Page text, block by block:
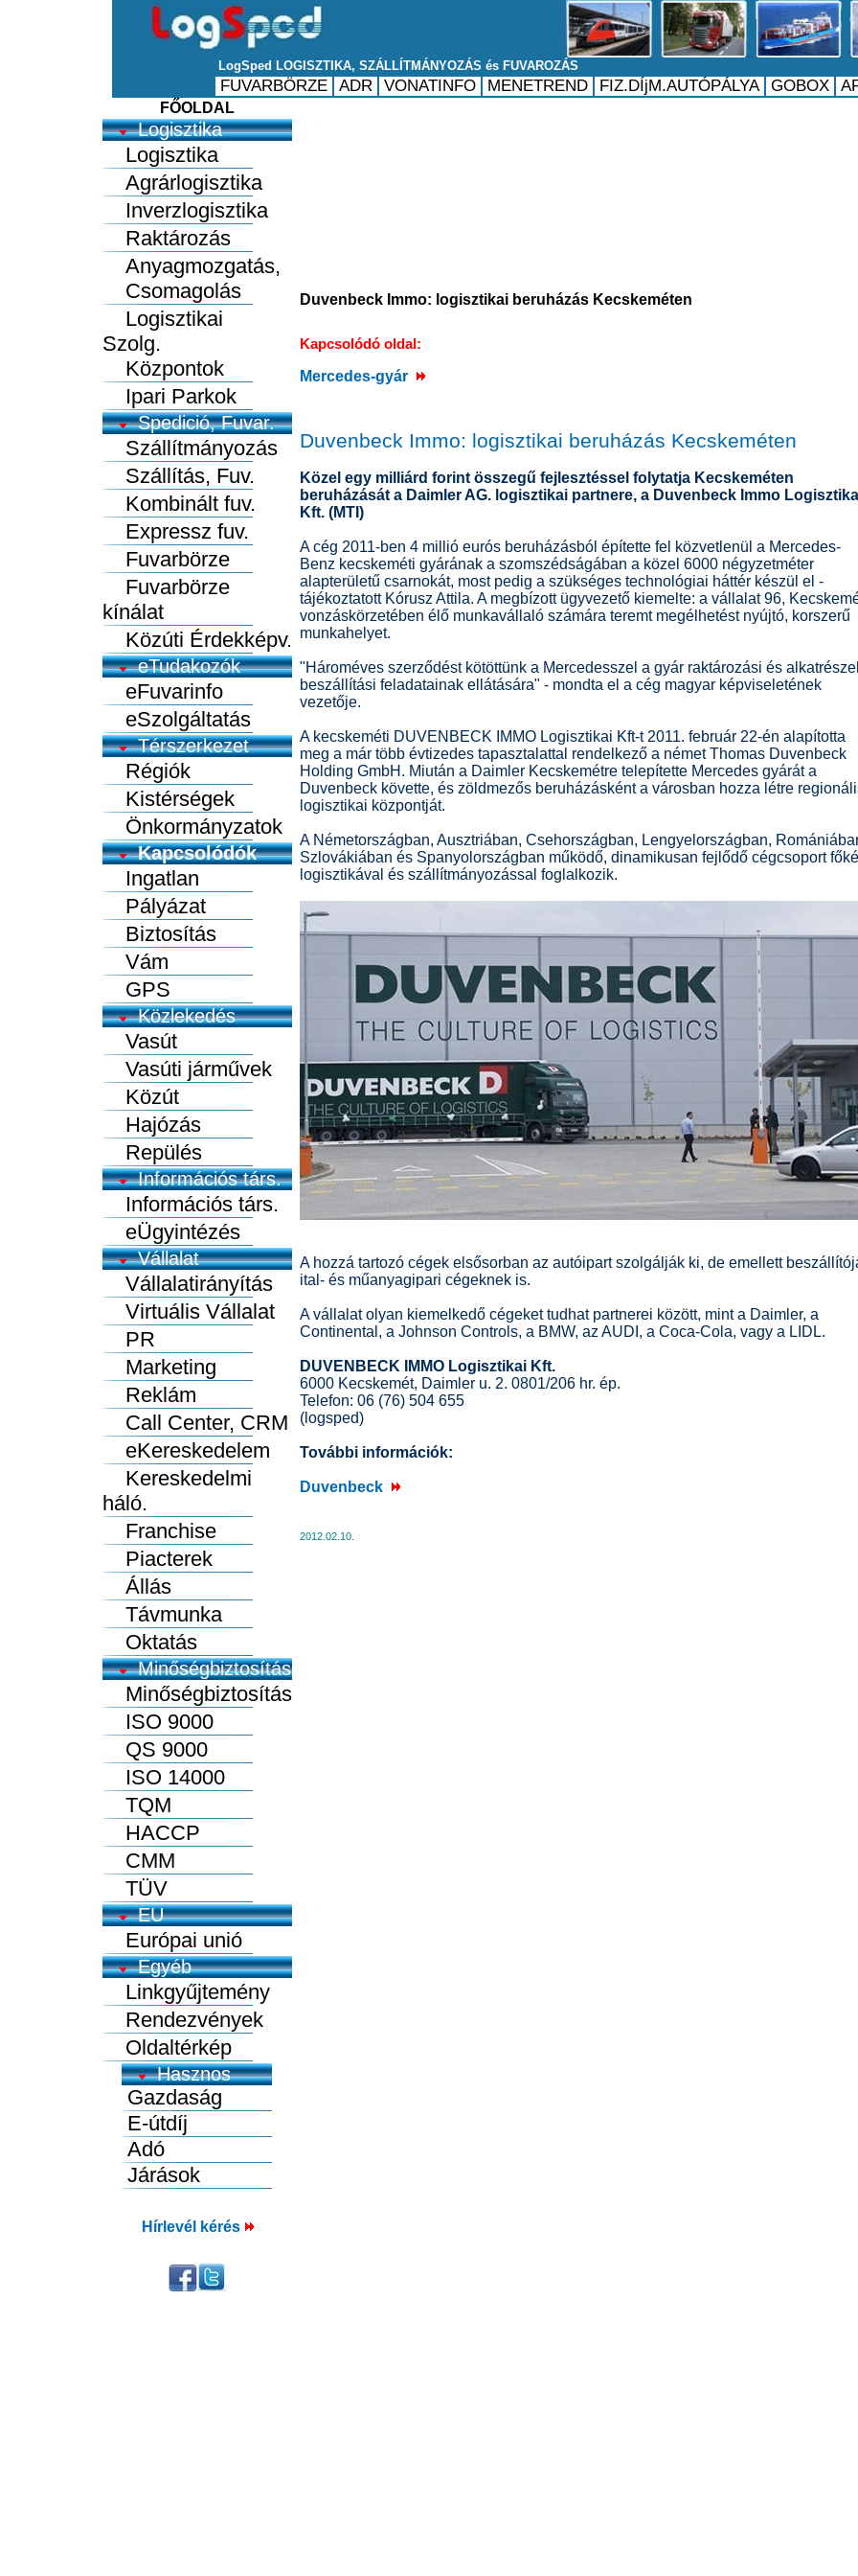
FŐOLDAL
Logisztika
Logisztika
Agrárlogisztika
Inverzlogisztika
Raktározás
Anyagmozgatás,
Csomagolás
Logisztikai
Szolg.
Központok
Ipari Parkok
Spedició, Fuvar.
Szállítmányozás
Szállítás, Fuv.
Kombinált fuv.
Expressz fuv.
Fuvarbörze
Fuvarbörze
kínálat
Közúti Érdekképv.
eTudakozók
eFuvarinfo
eSzolgáltatás
Térszerkezet
Régiók
Kistérségek
Önkormányzatok
Kapcsolódók
Ingatlan
Pályázat
Biztosítás
Vám
GPS
Közlekedés
Vasút
Vasúti járművek
Közút
Hajózás
Repülés
Információs társ.
Információs társ.
eÜgyintézés
Vállalat
Vállalatirányítás
Virtuális Vállalat
PR
Marketing
Reklám
Call Center, CRM
eKereskedelem
Kereskedelmi
háló.
Franchise
Piacterek
Állás
Távmunka
Oktatás
Minőségbiztosítás
Minőségbiztosítás
ISO 9000
QS 9000
ISO 14000
TQM
HACCP
CMM
TÜV
EU
Európai unió
Egyéb
Linkgyűjtemény
Rendezvények
Oldaltérkép
Hírlevél kérés
Duvenbeck Immo: logisztikai beruházás Kecskeméten
Kapcsolódó oldal:
Mercedes-gyár
Duvenbeck Immo: logisztikai beruházás Kecskeméten
Közel egy milliárd forint összegű fejlesztéssel folytatja Kecskeméten
beruházását a Daimler AG. logisztikai partnere, a Duvenbeck Immo
Kft. (MTI)
A cég 2011-ben 4 millió eurós beruházásból építette fel közvetlenül a Mercedes-
Benz kecskeméti gyárának a szomszédságában a közel 6000 négyzetméter
alapterületű csarnokát, most pedig a szükséges technológiai háttér készül el -
tájékoztatott Kórusz Attila. A megbízott ügyvezető kiemelte: a vállalat 96,
vonzáskörzetében élő munkavállaló számára teremt megélhetést nyújtó, korszerű
munkahelyet.
"Hároméves szerződést kötöttünk a Mercedesszel a gyár raktározási és
beszállítási feladatainak ellátására" - mondta el a cég magyar képviseletének
vezetője.
A kecskeméti DUVENBECK IMMO Logisztikai Kft-t 2011. február 22-én alapította
meg a már több évtizedes tapasztalattal rendelkező a német Thomas Duvenbeck
Holding GmbH. Miután a Daimler Kecskemétre telepítette Mercedes gyárát a
Duvenbeck követte, és zöldmezős beruházásként a városban hozza létre
logisztikai központját.
A Németországban, Ausztriában, Csehországban, Lengyelországban,
Szlovákiában és Spanyolországban működő, dinamikusan fejlődő cégcsoport
logisztikával és szállítmányozással foglalkozik.
A hozzá tartozó cégek elsősorban az autóipart szolgálják ki, de emellett
ital- és műanyagipari cégeknek is.
A vállalat olyan kiemelkedő cégeket tudhat partnerei között, mint a Daimler, a
Continental, a Johnson Controls, a BMW, az AUDI, a Coca-Cola, vagy a LIDL.
DUVENBECK IMMO Logisztikai Kft.
6000 Kecskemét, Daimler u. 2. 0801/206 hr. ép.
Telefon: 06 (76) 504 655
(logsped)
További információk:
Duvenbeck
2012.02.10.